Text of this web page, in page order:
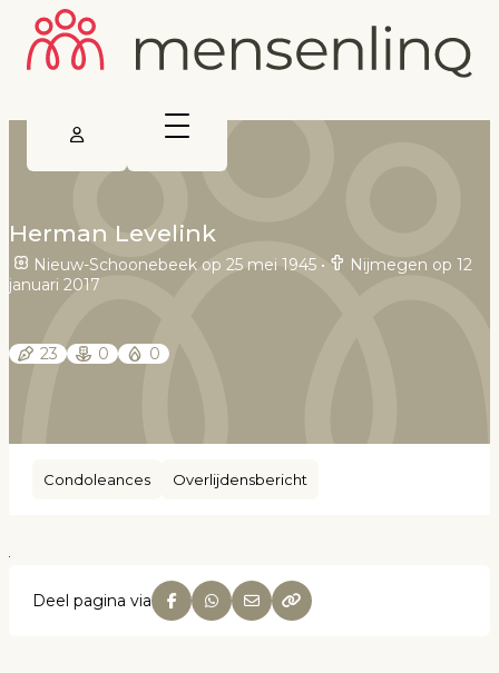
Herman Levelink
Nieuw-Schoonebeek op 25 mei 1945 •
Nijmegen op 12
januari 2017
23 0 0
Condoleances Overlijdensbericht
Deel pagina via